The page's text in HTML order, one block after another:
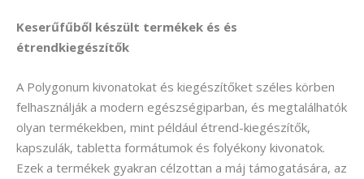
Keserűfűből készült termékek és és
étrendkiegészítők
A Polygonum kivonatokat és kiegészítőket széles körben
felhasználják a modern egészségiparban, és megtalálhatók
olyan termékekben, mint például étrend-kiegészítők,
kapszulák, tabletta formátumok és folyékony kivonatok.
Ezek a termékek gyakran célzottan a máj támogatására, az